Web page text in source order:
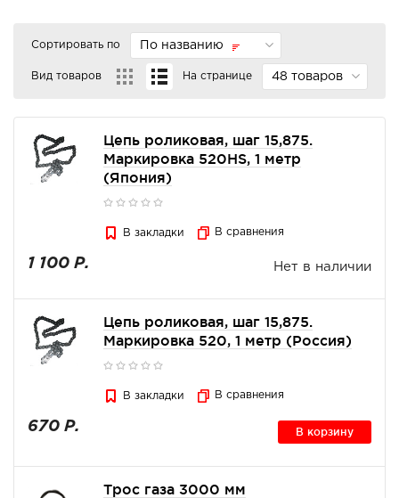
Сортировать по По названию
Вид товаров На странице 48 товаров
Цепь роликовая, шаг 15,875.
Маркировка 520HS, 1 метр
(Япония)
В закладки В сравнения
1 100 Р. Нет в наличии
Цепь роликовая, шаг 15,875.
Маркировка 520, 1 метр (Россия)
В закладки В сравнения
670 Р. В корзину
Трос газа 3000 мм